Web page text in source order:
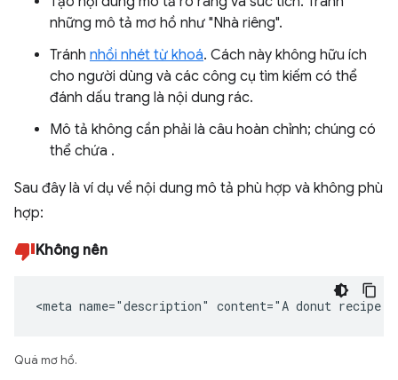
những mô tả mơ hồ như "Nhà riêng".
Tránh nhồi nhét từ khoá. Cách này không hữu ích
cho người dùng và các công cụ tìm kiếm có thể
đánh dấu trang là nội dung rác.
Mô tả không cần phải là câu hoàn chỉnh; chúng có
thể chứa .
Sau đây là ví dụ về nội dung mô tả phù hợp và không phù
hợp:
Không nên
<meta name="description" content="A donut
Quá mơ hồ.